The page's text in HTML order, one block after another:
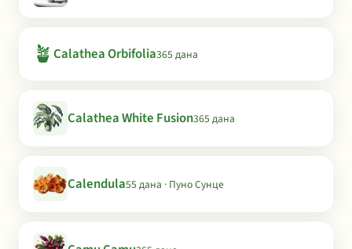
🪴 Calathea Orbifolia365 дана
Calathea White Fusion365 дана
Calendula55 дана · Пуно Сунце